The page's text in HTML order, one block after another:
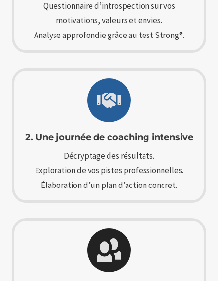
Questionnaire d’introspection sur vos
motivations, valeurs et envies.
Analyse approfondie grâce au test Strong®.
2. Une journée de coaching intensive
Décryptage des résultats.
Exploration de vos pistes professionnelles.
Élaboration d’un plan d’action concret.